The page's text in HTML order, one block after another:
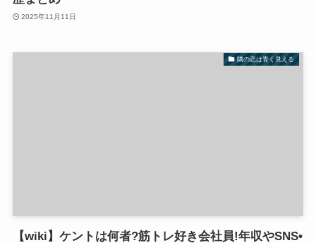
2025年11月11日
隣の恋は青く見える
【wiki】ケントは何者?筋トレ好き会社員!年収やSNS•